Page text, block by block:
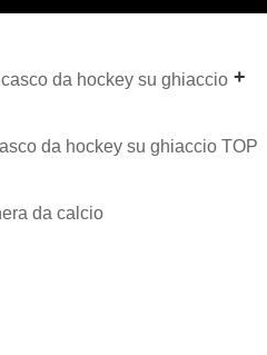
da hockey su ghiaccio
da hockey su ghiaccio TOP
da calcio